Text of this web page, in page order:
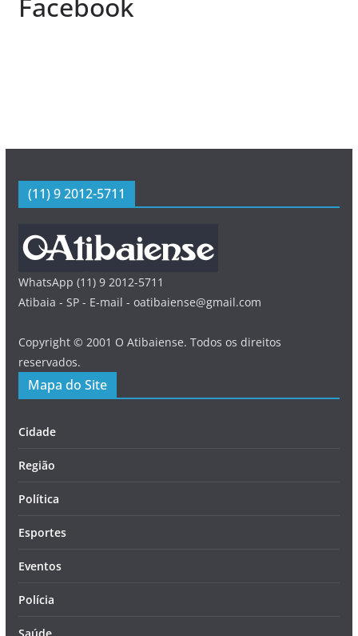
(11) 9 2012-5711
WhatsApp (11) 9 2012-5711
Atibaia - SP - E-mail - oatibaiense@gmail.com
Copyright © 2001 O Atibaiense. Todos os direitos
reservados.
Mapa do Site
Cidade
Região
Política
Esportes
Eventos
Polícia